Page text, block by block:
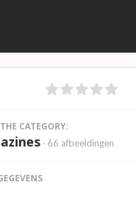
CATEGORY:
· 66 afbeeldingen